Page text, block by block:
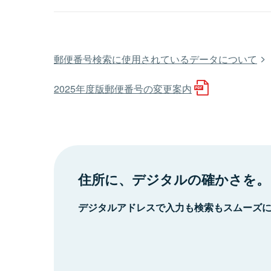
郵便番号検索に使用されているデータについて
2025年度版郵便番号の変更案内
住所に、デジタルの確かさを。
デジタルアドレスで入力も検索もスムーズ